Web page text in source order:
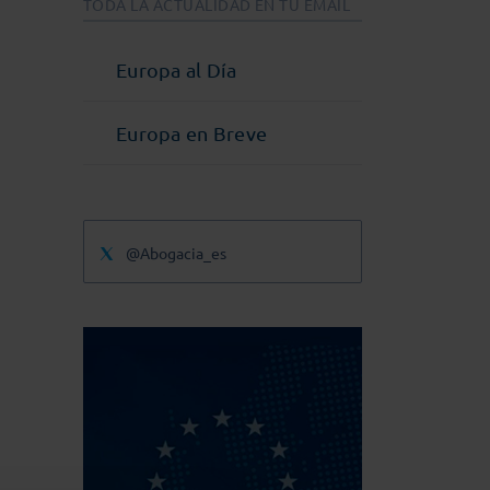
TODA LA ACTUALIDAD EN TU EMAIL
Europa al Día
Europa en Breve
@Abogacia_es